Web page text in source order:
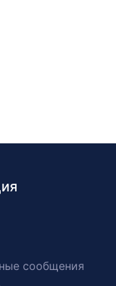
сообщения